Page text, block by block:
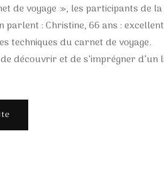
de voyage », les participants de la
parlent : Christine, 66 ans :
techniques du carnet de voyage.
découvrir et de s’imprégner d’un